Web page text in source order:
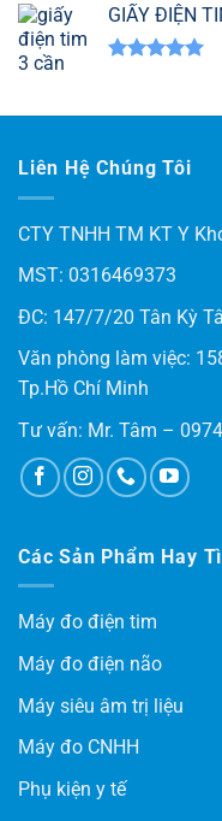
hạng 5.00
GIẤY ĐIỆN
5 sao
Liên Hệ Chúng Tôi
CTY TNHH TM KT Y
MST: 0316469373
ĐC: 147/7/20 Tân Kỳ
Văn phòng làm việc:
Tp.Hồ Chí Minh
Tư vấn: Mr. Tâm –
Các Sản Phẩm Hay
Máy đo điện tim
Máy đo điện não
Máy siêu âm trị liệu
Máy đo CNHH
Phụ kiện y tế